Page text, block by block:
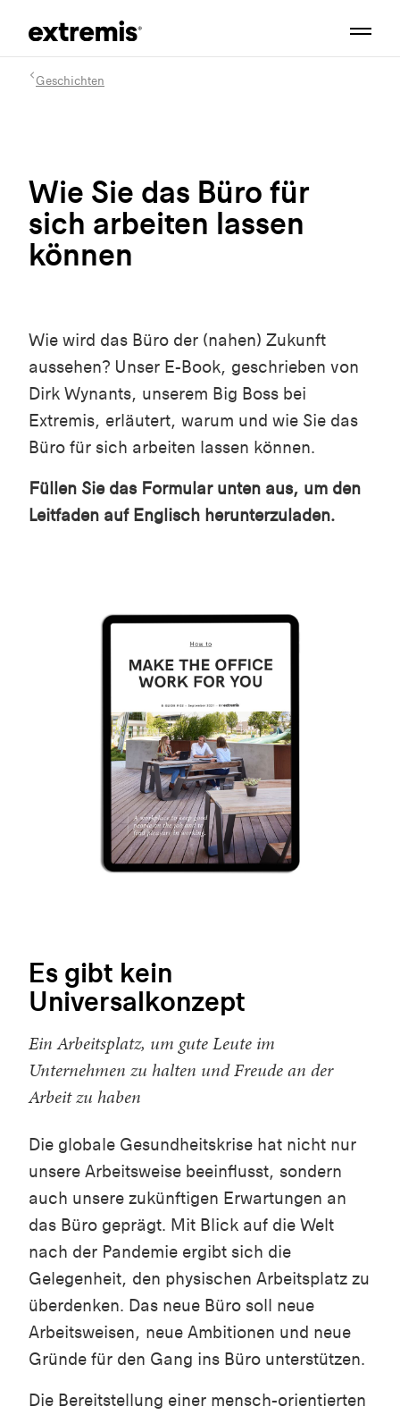
Geschichten
Wie Sie das Büro für
sich arbeiten lassen
können
Wie wird das Büro der (nahen) Zukunft
aussehen? Unser E-Book, geschrieben von
Dirk Wynants, unserem Big Boss bei
Extremis, erläutert, warum und wie Sie das
Büro für sich arbeiten lassen können.
Füllen Sie das Formular unten aus, um den
Leitfaden auf Englisch herunterzuladen.
Es gibt kein
Universalkonzept
Ein Arbeitsplatz, um gute Leute im
Unternehmen zu halten und Freude an der
Arbeit zu haben
Die globale Gesundheitskrise hat nicht nur
unsere Arbeitsweise beeinflusst, sondern
auch unsere zukünftigen Erwartungen an
das Büro geprägt. Mit Blick auf die Welt
nach der Pandemie ergibt sich die
Gelegenheit, den physischen Arbeitsplatz zu
überdenken. Das neue Büro soll neue
Arbeitsweisen, neue Ambitionen und neue
Gründe für den Gang ins Büro unterstützen.
Die Bereitstellung einer mensch-orientierten